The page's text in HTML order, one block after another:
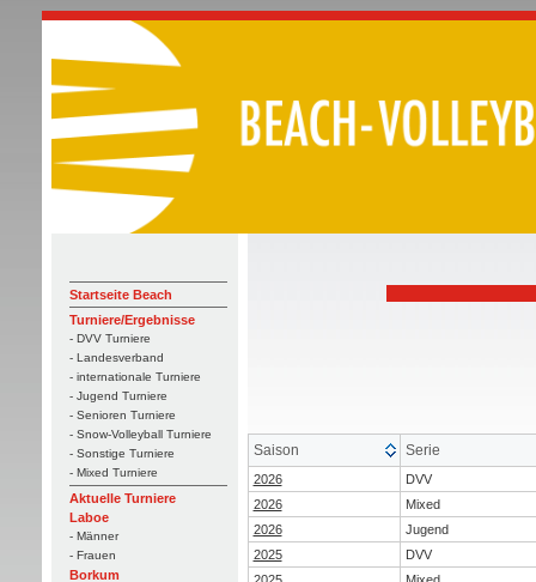
Startseite Beach
Turniere/Ergebnisse
- DVV Turniere
- Landesverband
- internationale Turniere
- Jugend Turniere
- Senioren Turniere
- Snow-Volleyball Turniere
- Sonstige Turniere
- Mixed Turniere
Aktuelle Turniere
Laboe
- Männer
- Frauen
Borkum
Saison Serie
2026
DVV
2026
Mixed
2026
Jugend
2025
DVV